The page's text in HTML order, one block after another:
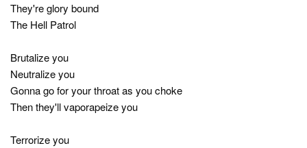
They're glory bound
The Hell Patrol
Brutalize you
Neutralize you
Gonna go for your throat as you choke
Then they'll vaporapeize you
Terrorize you